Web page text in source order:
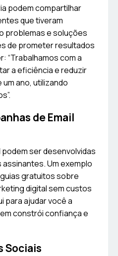
podem compartilhar
que tiveram
problemas e soluções
de prometer resultados
“Trabalhamos com a
a eficiência e reduzir
ano, utilizando
de Email
ser desenvolvidas
Um exemplo
gratuitos sobre
digital sem custos
para ajudar você a
constrói confiança e
Sociais